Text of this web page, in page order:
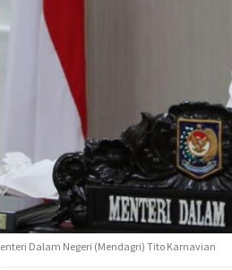
enteri Dalam Negeri (Mendagri) Tito Karnavian